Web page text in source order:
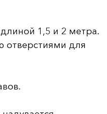
1,5 и 2 метра.
отверстиями для